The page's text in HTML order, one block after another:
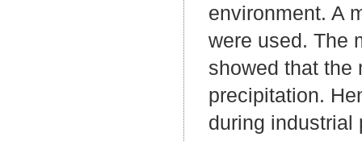
environment. A
were used. The
showed that the
precipitation.
during industrial